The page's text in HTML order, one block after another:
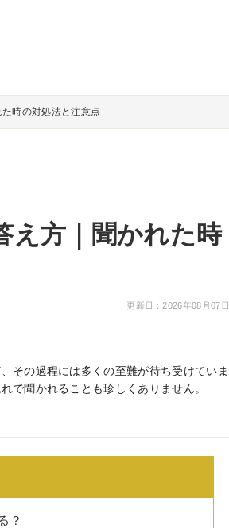
時の対処法と注意点
え方｜聞かれた時
更新日：2026年08月07日
その過程には多くの至難が待ち受けていま
で聞かれることも珍しくありません。
？